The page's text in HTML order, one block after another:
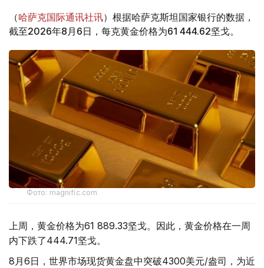
（哈萨克国际通讯社讯）根据哈萨克斯坦国家银行的数据，
截至2026年8月6日，每克黄金价格为61 444.62坚戈。
Фото: magnific.com
上周，黄金价格为61 889.33坚戈。因此，黄金价格在一周
内下跌了444.71坚戈。
8月6日，世界市场现货黄金盘中突破4300美元/盎司，为近